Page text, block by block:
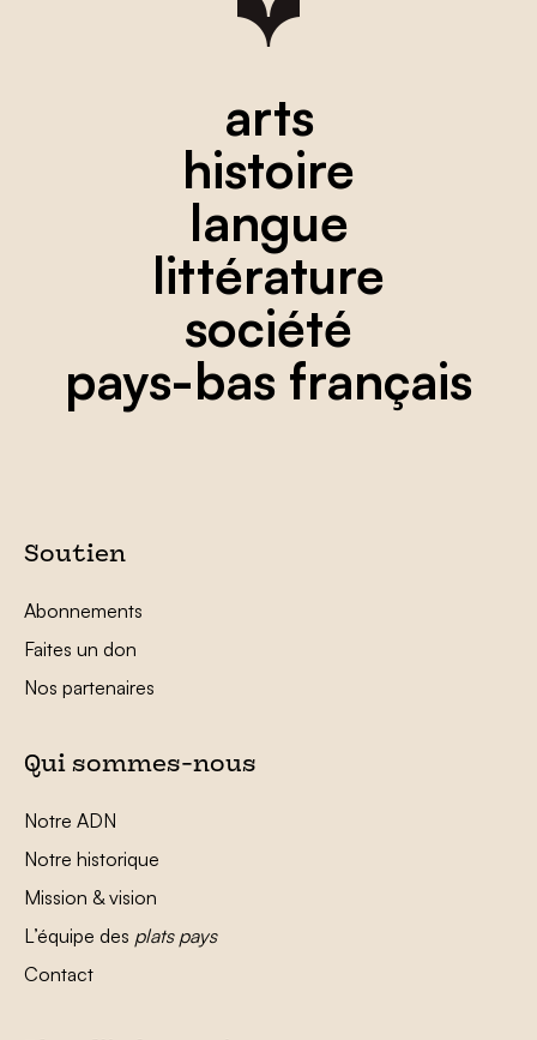
arts
histoire
langue
littérature
société
pays-bas français
Soutien
Abonnements
Faites un don
Nos partenaires
Qui sommes-nous
Notre ADN
Notre historique
Mission & vision
L’équipe des plats pays
Contact